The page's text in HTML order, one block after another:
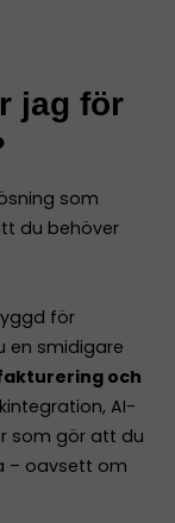
jag för
som
du behöver
för
en smidigare
och
AI-
som gör att du
– oavsett om